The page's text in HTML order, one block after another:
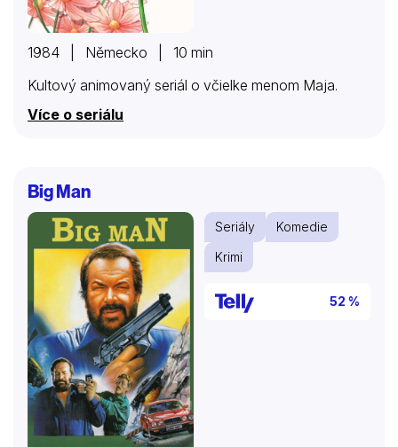
1984 | Německo | 10 min
Kultový animovaný seriál o včielke menom Maja.
Více o seriálu
Big Man
Seriály
Komedie
Krimi
52 %